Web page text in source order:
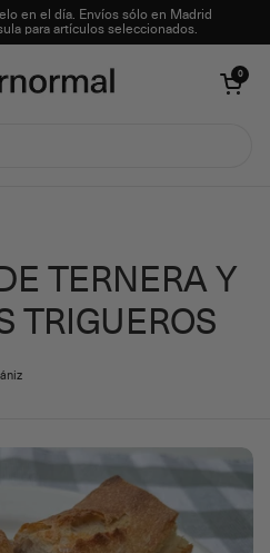
en el día. Envíos sólo en Madrid
para artículos seleccionados.
Abrir carrito
0
TERNERA Y
TRIGUEROS